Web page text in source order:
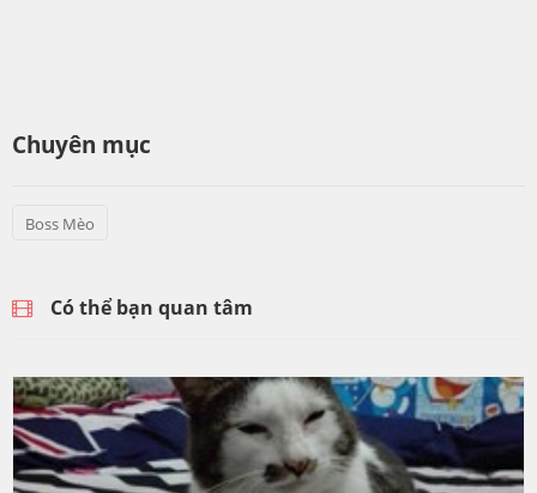
Chuyên mục
Boss Mèo
Có thể bạn quan tâm